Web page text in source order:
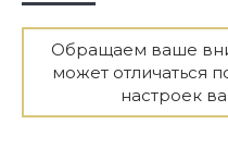
Обращаем ваше
может отличаться
настроек